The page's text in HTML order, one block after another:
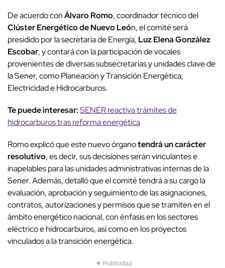
De acuerdo conÁlvaro Romo, coordinador técnico del
Clúster Energético de Nuevo León, el comité será
presidido por la secretaria de Energía, Luz Elena González
Escobar, y contará con la participación de vocales
provenientes de diversas subsecretarías y unidades clave de
la Sener, como Planeación y Transición Energética,
Electricidad e Hidrocarburos.
Te puede interesar:SENER reactiva trámites de
hidrocarburos tras reforma energética
Romo explicó que este nuevo órganotendrá un carácter
resolutivo, es decir, sus decisiones serán vinculantes e
inapelables para las unidades administrativas internas de la
Sener. Además, detalló que el comité tendrá a su cargo la
evaluación, aprobación y seguimiento de las asignaciones,
contratos, autorizaciones y permisos que se tramiten en el
ámbito energético nacional, con énfasis en los sectores
eléctrico e hidrocarburos, así como en los proyectos
vinculados a la transición energética.
▼ Publicidad